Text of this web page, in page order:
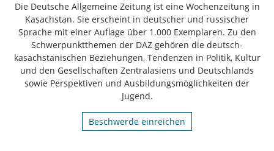
Die Deutsche Allgemeine Zeitung ist eine Wochenzeitung in
Kasachstan. Sie erscheint in deutscher und russischer
Sprache mit einer Auflage über 1.000 Exemplaren. Zu den
Schwerpunktthemen der DAZ gehören die deutsch-
kasachstanischen Beziehungen, Tendenzen in Politik, Kultur
und den Gesellschaften Zentralasiens und Deutschlands
sowie Perspektiven und Ausbildungsmöglichkeiten der
Jugend.
Beschwerde einreichen